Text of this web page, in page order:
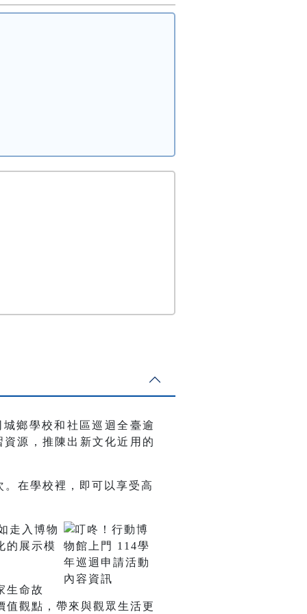
鄉學校和社區巡迴全臺逾
源，推陳出新文化近用的
在學校裡，即可以享受高
走入博物
的展示模
生命故
觀點，帶來與觀眾生活更